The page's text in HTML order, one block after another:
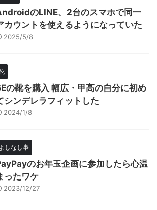
のLINE、2台のスマホで同一
カウントを使えるようになっていた
2025/5/8
の靴を購入 幅広・甲高の自分に初め
シンデレラフィットした
2024/1/8
しなし事
のお年玉企画に参加したら心温
ったワケ
2023/12/27